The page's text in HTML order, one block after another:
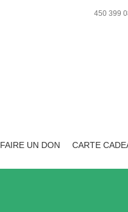
450 399
FAIRE UN DON CARTE